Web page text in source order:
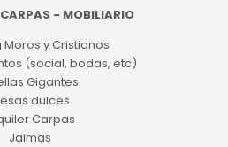
- MOBILIARIO
y Cristianos
(social, bodas, etc)
Gigantes
dulces
Carpas
Jaimas